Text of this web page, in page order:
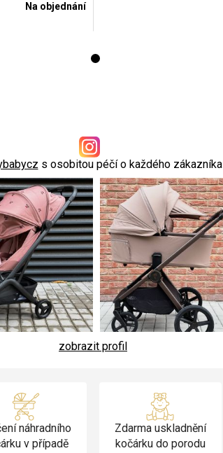
Na objednání
s osobitou péčí o každého zákazníka
zobrazit profil
náhradního
v případě
Zdarma uskladnění
kočárku do porodu